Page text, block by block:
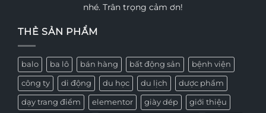
nhé. Trân trọng cảm ơn!
THẺ SẢN PHẨM
balo ba lô bán hàng bất động sản bệnh viện
công ty di động du học du lịch dược phẩm
dạy trang điểm elementor giày dép giới thiệu